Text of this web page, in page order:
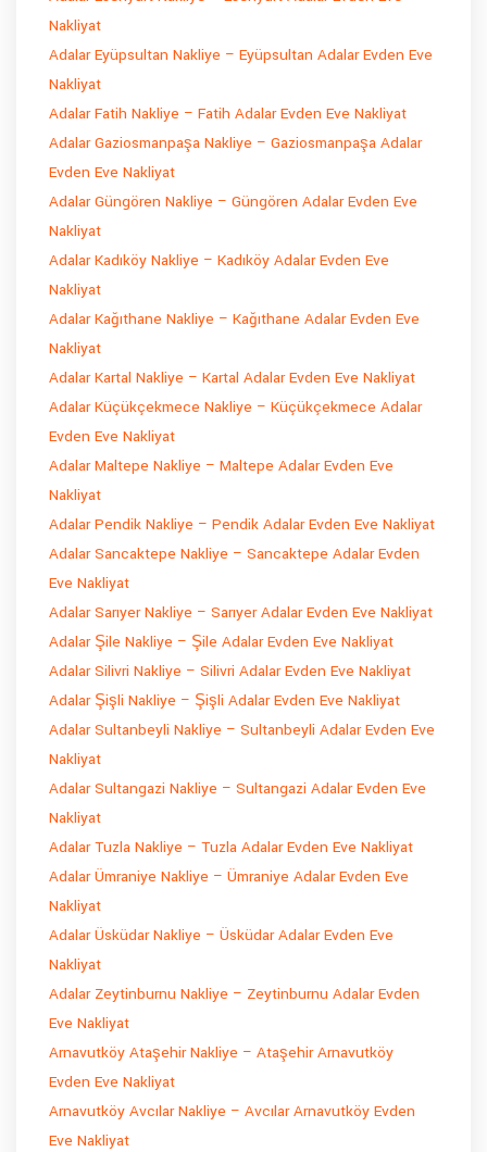
Nakliyat
Adalar Eyüpsultan Nakliye – Eyüpsultan Adalar Evden Eve
Nakliyat
Adalar Fatih Nakliye – Fatih Adalar Evden Eve Nakliyat
Adalar Gaziosmanpaşa Nakliye – Gaziosmanpaşa Adalar
Evden Eve Nakliyat
Adalar Güngören Nakliye – Güngören Adalar Evden Eve
Nakliyat
Adalar Kadıköy Nakliye – Kadıköy Adalar Evden Eve
Nakliyat
Adalar Kağıthane Nakliye – Kağıthane Adalar Evden Eve
Nakliyat
Adalar Kartal Nakliye – Kartal Adalar Evden Eve Nakliyat
Adalar Küçükçekmece Nakliye – Küçükçekmece Adalar
Evden Eve Nakliyat
Adalar Maltepe Nakliye – Maltepe Adalar Evden Eve
Nakliyat
Adalar Pendik Nakliye – Pendik Adalar Evden Eve Nakliyat
Adalar Sancaktepe Nakliye – Sancaktepe Adalar Evden
Eve Nakliyat
Adalar Sarıyer Nakliye – Sarıyer Adalar Evden Eve Nakliyat
Adalar Şile Nakliye – Şile Adalar Evden Eve Nakliyat
Adalar Silivri Nakliye – Silivri Adalar Evden Eve Nakliyat
Adalar Şişli Nakliye – Şişli Adalar Evden Eve Nakliyat
Adalar Sultanbeyli Nakliye – Sultanbeyli Adalar Evden Eve
Nakliyat
Adalar Sultangazi Nakliye – Sultangazi Adalar Evden Eve
Nakliyat
Adalar Tuzla Nakliye – Tuzla Adalar Evden Eve Nakliyat
Adalar Ümraniye Nakliye – Ümraniye Adalar Evden Eve
Nakliyat
Adalar Üsküdar Nakliye – Üsküdar Adalar Evden Eve
Nakliyat
Adalar Zeytinburnu Nakliye – Zeytinburnu Adalar Evden
Eve Nakliyat
Arnavutköy Ataşehir Nakliye – Ataşehir Arnavutköy
Evden Eve Nakliyat
Arnavutköy Avcılar Nakliye – Avcılar Arnavutköy Evden
Eve Nakliyat